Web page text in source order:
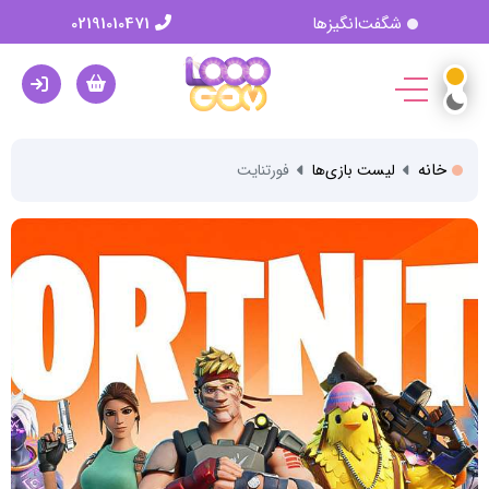
شگفت‌انگیزها
خانه لیست بازی‌ها فورتنایت